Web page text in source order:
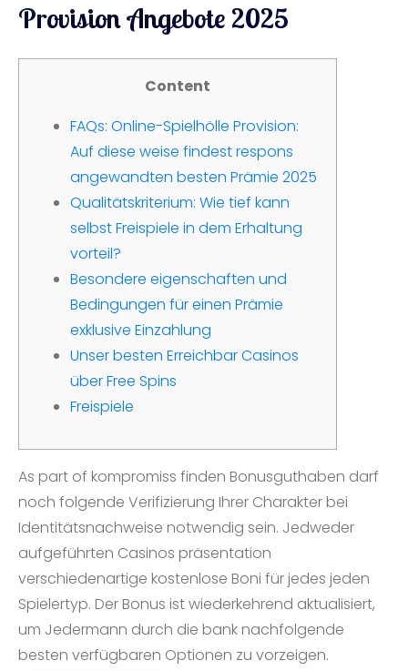
Provision Angebote 2025
Content
FAQs: Online-Spielhölle Provision:
Auf diese weise findest respons
angewandten besten Prämie 2025
Qualitätskriterium: Wie tief kann
selbst Freispiele in dem Erhaltung
vorteil?
Besondere eigenschaften und
Bedingungen für einen Prämie
exklusive Einzahlung
Unser besten Erreichbar Casinos
über Free Spins
Freispiele
As part of kompromiss finden Bonusguthaben darf
noch folgende Verifizierung Ihrer Charakter bei
Identitätsnachweise notwendig sein. Jedweder
aufgeführten Casinos präsentation
verschiedenartige kostenlose Boni für jedes jeden
Spielertyp. Der Bonus ist wiederkehrend aktualisiert,
um Jedermann durch die bank nachfolgende
besten verfügbaren Optionen zu vorzeigen.